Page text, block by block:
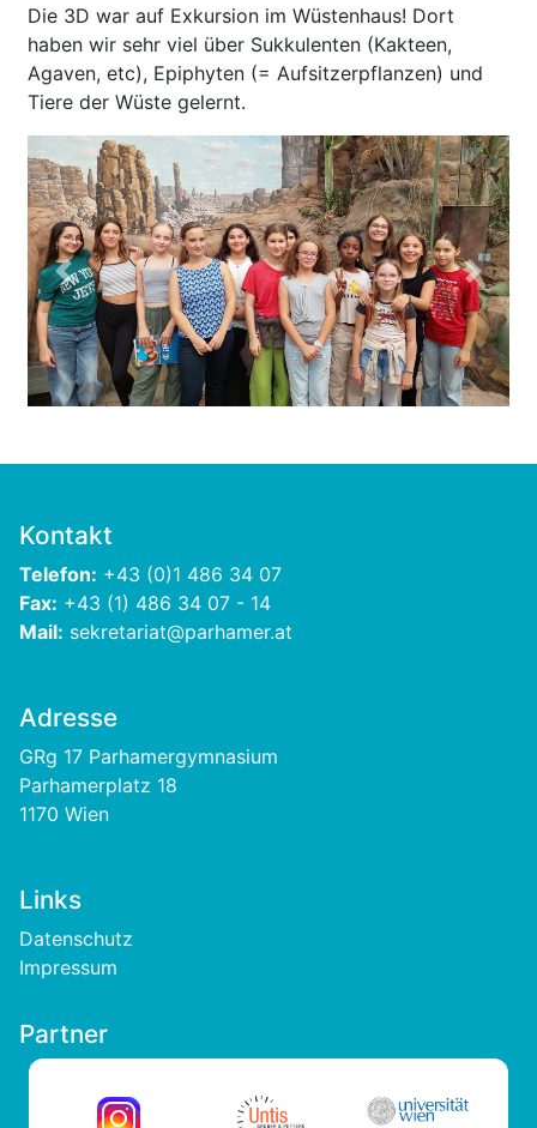
Die 3D war auf Exkursion im Wüstenhaus! Dort
haben wir sehr viel über Sukkulenten (Kakteen,
Agaven, etc), Epiphyten (= Aufsitzerpflanzen) und
Tiere der Wüste gelernt.
Previous Next
Kontakt
Telefon: +43 (0)1 486 34 07
Fax: +43 (1) 486 34 07 - 14
Mail: sekretariat@parhamer.at
Adresse
GRg 17 Parhamergymnasium
Parhamerplatz 18
1170 Wien
Links
Footer
Datenschutz
Impressum
Partner